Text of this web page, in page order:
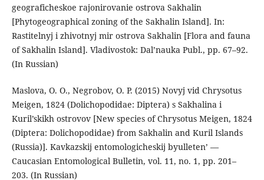
geograficheskoe rajonirovanie ostrova Sakhalin
[Phytogeographical zoning of the Sakhalin Island]. In:
Rastitelnyj i zhivotnyj mir ostrova Sakhalin [Flora and fauna
of Sakhalin Island]. Vladivostok: Dal’nauka Publ., pp. 67–92.
(In Russian)
Maslova, O. O., Negrobov, O. P. (2015) Novyj vid Chrysotus
Meigen, 1824 (Dolichopodidae: Diptera) s Sakhalina i
Kuril’skikh ostrovov [New species of Chrysotus Meigen, 1824
(Diptera: Dolichopodidae) from Sakhalin and Kuril Islands
(Russia)]. Kavkazskij entomologicheskij byulleten’ —
Caucasian Entomological Bulletin, vol. 11, no. 1, pp. 201–
203. (In Russian)